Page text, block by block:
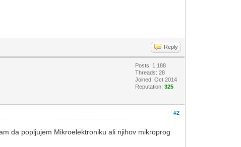
Reply
Posts: 1.188
Threads: 28
Joined: Oct 2014
Reputation:325
#2
da popljujem Mikroelektroniku ali njihov mikroprog